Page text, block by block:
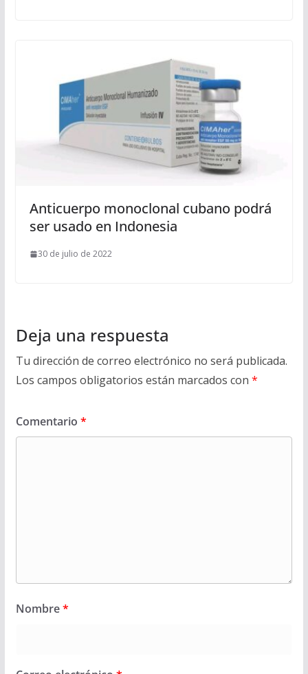
Anticuerpo monoclonal cubano podrá
ser usado en Indonesia
30 de julio de 2022
Deja una respuesta
Tu dirección de correo electrónico no será publicada.
Los campos obligatorios están marcados con *
Comentario *
Nombre*